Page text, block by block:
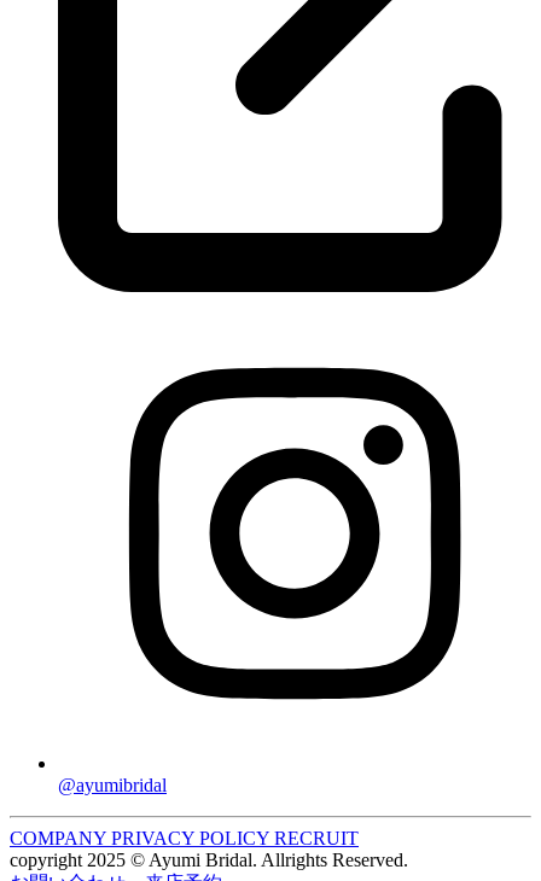
@ayumibridal
COMPANY PRIVACY POLICY RECRUIT
copyright 2025 © Ayumi Bridal. Allrights Reserved.